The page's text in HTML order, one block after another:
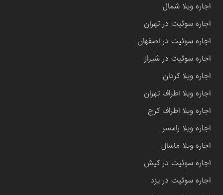
اجاره ویلا شمال
اجاره سوئیت در تهران
اجاره سوئیت در اصفهان
اجاره سوئیت در شیراز
اجاره ویلا کردان
اجاره ویلا اطراف تهران
اجاره ویلا اطراف کرج
اجاره ویلا رامسر
اجاره ویلا ماسال
اجاره سوئیت در کیش
اجاره سوئیت در یزد